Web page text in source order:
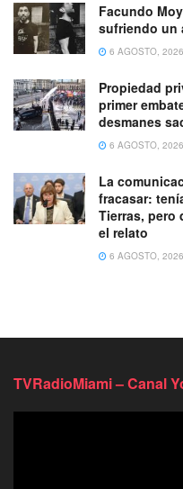
Facundo
sufriendo un
6 AGOSTO, 2026
Propiedad
primer
desmanes
6 AGOSTO, 2026
La
fracasar:
Tierras, pero
el relato
6 AGOSTO, 2026
TVRadioMiami – Canal